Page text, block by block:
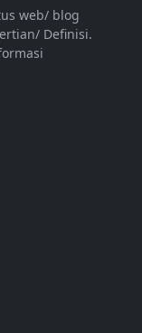
web/ blog
Definisi.